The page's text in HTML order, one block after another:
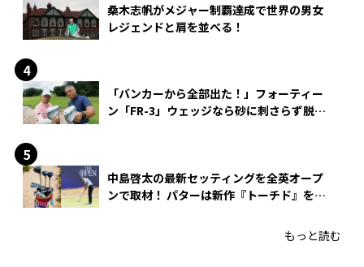
桑木志帆がメジャー制覇達成で世界の男女
レジェンドと肩を並べる！
「バンカーから全部出た！」フォーティー
ン「FR-3」ウェッジなら砂に刺さらず脱出
中島啓太の最新セッティングを全英オープ
ンで取材！ パターは新作『トーチド』を投
もっと読む